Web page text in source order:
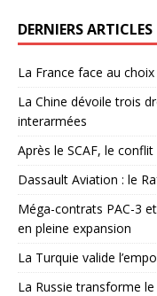
DERNIERS ARTICLES
La France face au
La Chine dévoile trois
interarmées
Après le SCAF, le
Dassault Aviation : le
Méga-contrats PAC-3
en pleine expansion
La Turquie valide
La Russie transforme